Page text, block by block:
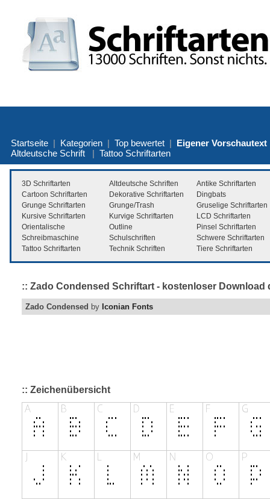
Startseite | Kategorien | Top bewertet | Eigener Vorschautext
Altdeutsche Schrift | Tattoo Schriftarten
3D Schriftarten Altdeutsche Schriften
Antike Schriftarten
Cartoon Schriftarten
Dekorative Schriftarten
Dingbats
Grunge Schriftarten
Grunge/Trash
Gruselige Schriftarten
Kursive Schriftarten
Kurvige Schriftarten
LCD Schriftarten
Orientalische
Outline
Pinsel Schriftarten
Schreibmaschine
Schulschriften
Schwere Schriftarten
Tattoo Schriftarten
Technik Schriften Tiere Schriftarten
:: Zado Condensed Schriftart - kostenloser
Zado Condensed by Iconian Fonts
:: Zeichenübersicht